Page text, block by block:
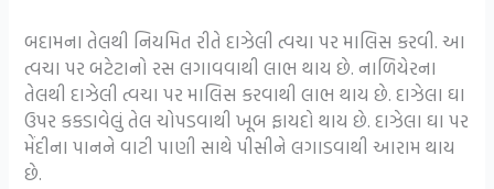
બદામના તેલથી નિયમિત રીતે દાઝેલી ત્વચા પર માલિસ કરવી. આ
ત્વચા પર બટેટાનો રસ લગાવવાથી લાભ થાય છે. નાળિયેરના
તેલથી દાઝેલી ત્વચા પર માલિસ કરવાથી લાભ થાય છે. દાઝેલા ઘા
ઉપર કકડાવેલું તેલ ચોપડવાથી ખૂબ ફાયદો થાય છે. દાઝેલા ઘા પર
મેંદીના પાનને વાટી પાણી સાથે પીસીને લગાડવાથી આરામ થાય
છે.